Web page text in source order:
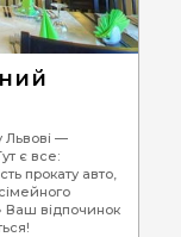
Львові —
є все:
прокату авто,
Ваш відпочинок